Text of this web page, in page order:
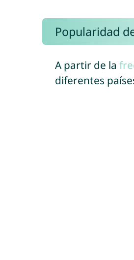
Popularidad
A partir de la
diferentes